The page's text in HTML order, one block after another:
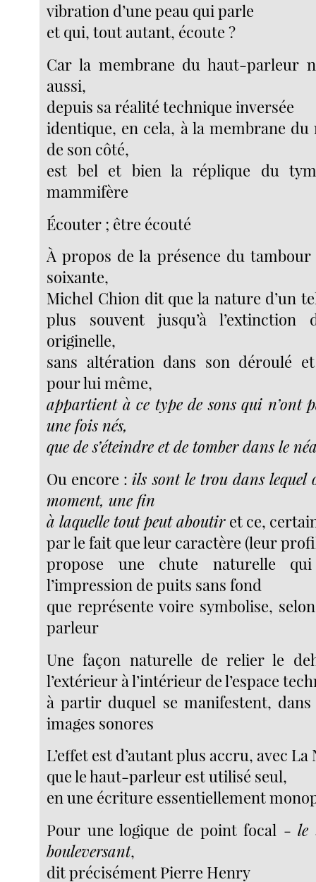
vibration d’une peau qui parle
et qui, tout autant, écoute ?
Car la membrane du haut-parleur
aussi,
depuis sa réalité technique inversée
identique, en cela, à la membrane
de son côté,
est bel et bien la réplique du
mammifère
Écouter ; être écouté
À propos de la présence du
soixante,
Michel Chion dit que la nature d’un
plus souvent jusqu’à l’extinction
originelle,
sans altération dans son déroulé
pour lui même,
appartient à ce type de sons qui n’ont
une fois nés,
que de s’éteindre et de tomber dans le
Ou encore :ils sont le trou dans lequel
moment, une fin
à laquelle tout peut aboutir et ce,
par le fait que leur caractère (leur
propose une chute naturelle
l’impression de puits sans fond
que représente voire symbolise,
parleur
Une façon naturelle de relier le
l’extérieur à l’intérieur de l’espace
à partir duquel se manifestent, dans
images sonores
L’effet est d’autant plus accru, avec
que le haut-parleur est utilisé seul,
en une écriture essentiellement
Pour une logique de point focal -le
bouleversant,
dit précisément Pierre Henry